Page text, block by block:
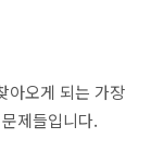
아오게 되는 가장
제들입니다.